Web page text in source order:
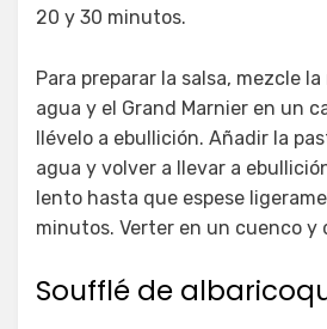
20 y 30 minutos.
Para preparar la salsa, mezcle
agua y el Grand Marnier en un
llévelo a ebullición. Añadir la
agua y volver a llevar a
lento hasta que espese
minutos. Verter en un cuenco y
Soufflé de